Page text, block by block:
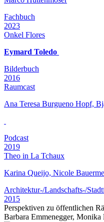
Fachbuch
2023
Onkel Flores
Eymard Toledo
Bilderbuch
2016
Raumcast
Ana Teresa Burgueno Hopf,
Podcast
2019
Theo in La Tchaux
Karina Queijo, Nicole
Architektur-/Landschafts-/
2015
Perspektiven zu öffentlichen
Barbara Emmenegger,